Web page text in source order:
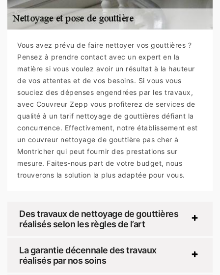
Vous avez prévu de faire nettoyer vos gouttières ?
Pensez à prendre contact avec un expert en la
matière si vous voulez avoir un résultat à la hauteur
de vos attentes et de vos besoins. Si vous vous
souciez des dépenses engendrées par les travaux,
avec Couvreur Zepp vous profiterez de services de
qualité à un tarif nettoyage de gouttières défiant la
concurrence. Effectivement, notre établissement est
un couvreur nettoyage de gouttière pas cher à
Montricher qui peut fournir des prestations sur
mesure. Faites-nous part de votre budget, nous
trouverons la solution la plus adaptée pour vous.
Des travaux de nettoyage de gouttières
réalisés selon les règles de l’art
La garantie décennale des travaux
réalisés par nos soins